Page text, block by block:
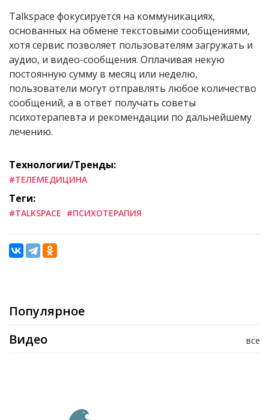
Talkspace фокусируется на коммуникациях,
основанных на обмене текстовыми сообщениями,
хотя сервис позволяет пользователям загружать и
аудио, и видео-сообщения. Оплачивая некую
постоянную сумму в месяц или неделю,
пользователи могут отправлять любое количество
сообщений, а в ответ получать советы
психотерапевта и рекомендации по дальнейшему
лечению.
Технологии/Тренды:
#ТЕЛЕМЕДИЦИНА
Теги:
#TALKSPACE #ПСИХОТЕРАПИЯ
Популярное
все
Видео